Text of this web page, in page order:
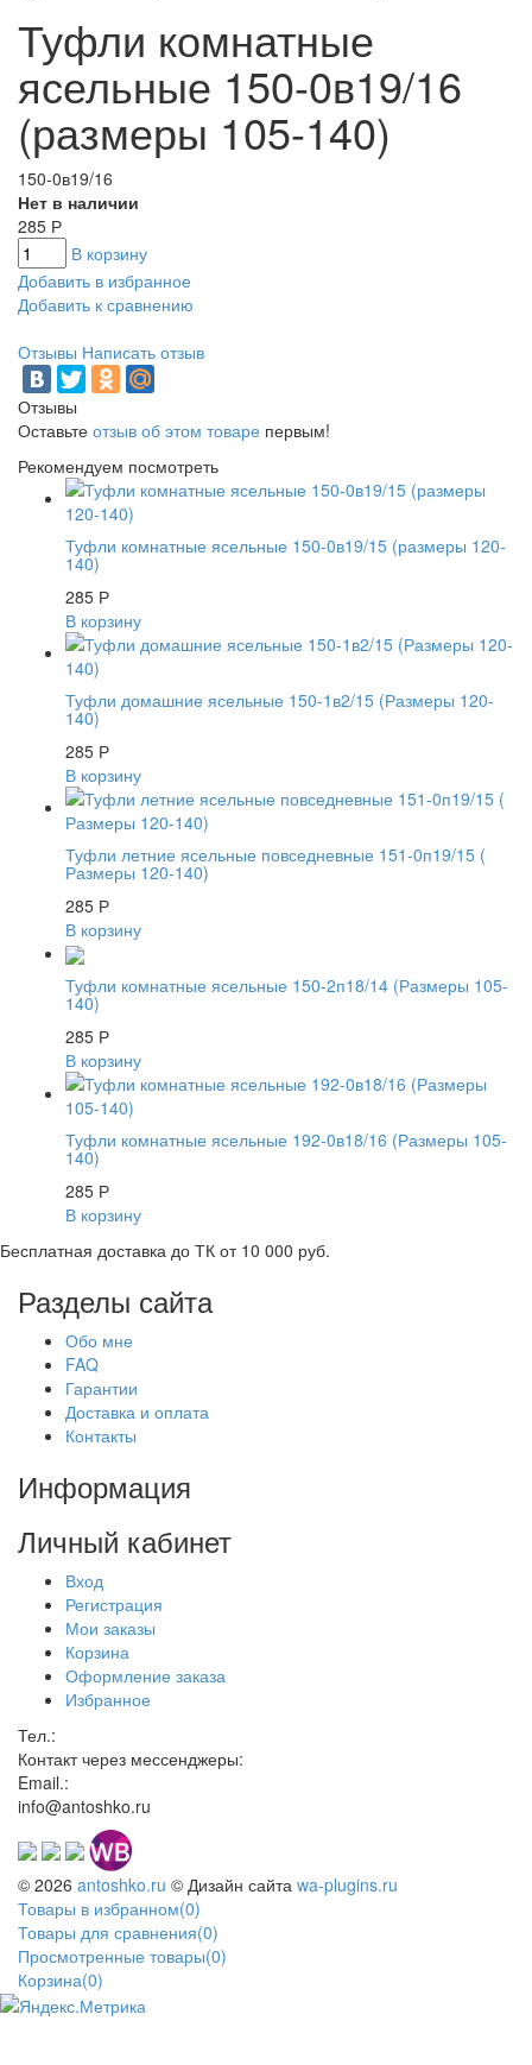
Туфли комнатные
ясельные 150-0в19/16
(размеры 105-140)
150-0в19/16
Нет в наличии
285 Р
В корзину
Добавить в избранное
Добавить к сравнению
Отзывы Написать отзыв
Отзывы
Оставьте отзыв об этом товаре первым!
Рекомендуем посмотреть
Туфли комнатные ясельные 150-0в19/15 (размеры 120-
140)
285 Р
В корзину
Туфли домашние ясельные 150-1в2/15 (Размеры 120-
140)
285 Р
В корзину
Туфли летние ясельные повседневные 151-0п19/15 (
Размеры 120-140)
285 Р
В корзину
Туфли комнатные ясельные 150-2п18/14 (Размеры 105-
140)
285 Р
В корзину
Туфли комнатные ясельные 192-0в18/16 (Размеры 105-
140)
285 Р
В корзину
Бесплатная доставка до ТК от 10 000 руб.
Разделы сайта
Обо мне
FAQ
Гарантии
Доставка и оплата
Контакты
Информация
Личный кабинет
Вход
Регистрация
Мои заказы
Корзина
Оформление заказа
Избранное
Тел.:
Контакт через мессенджеры:
Email.:
info@antoshko.ru
© 2026 antoshko.ru © Дизайн сайта wa-plugins.ru
Товары в избранном(0)
Товары для сравнения(0)
Просмотренные товары(0)
Корзина(0)